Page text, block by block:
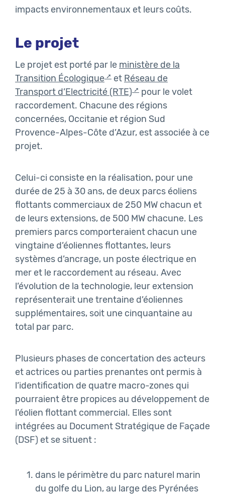
impacts environnementaux et leurs coûts.
Le projet
Le projet est porté par le ministère de la
Transition Écologique
et Réseau de
Transport d’Electricité (RTE)
pour le volet
raccordement. Chacune des régions
concernées, Occitanie et région Sud
Provence-Alpes-Côte d’Azur, est associée à ce
projet.
Celui-ci consiste en la réalisation, pour une
durée de 25 à 30 ans, de deux parcs éoliens
flottants commerciaux de 250 MW chacun et
de leurs extensions, de 500 MW chacune. Les
premiers parcs comporteraient chacun une
vingtaine d’éoliennes flottantes, leurs
systèmes d’ancrage, un poste électrique en
mer et le raccordement au réseau. Avec
l’évolution de la technologie, leur extension
représenterait une trentaine d’éoliennes
supplémentaires, soit une cinquantaine au
total par parc.
Plusieurs phases de concertation des acteurs
et actrices ou parties prenantes ont permis à
l’identification de quatre macro-zones qui
pourraient être propices au développement de
l’éolien flottant commercial. Elles sont
intégrées au Document Stratégique de Façade
(DSF) et se situent :
dans le périmètre du parc naturel marin
du golfe du Lion, au large des Pyrénées